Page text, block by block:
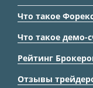
Что такое
Что такое демо-
Рейтинг
Отзывы